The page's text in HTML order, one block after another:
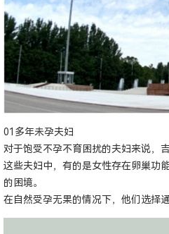
01多年未孕夫妇
对于饱受不孕不育困扰的夫妇来说，
这些夫妇中，有的是女性存在卵巢功
的困境。
在自然受孕无果的情况下，他们选择